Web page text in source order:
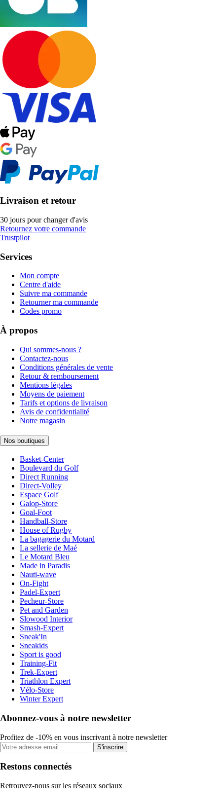
Livraison et retour
30 jours pour changer d'avis
Retournez votre commande
Trustpilot
Services
Mon compte
Centre d'aide
Suivre ma commande
Retourner ma commande
Codes promo
À propos
Qui sommes-nous ?
Contactez-nous
Conditions générales de vente
Retour & remboursement
Mentions légales
Moyens de paiement
Tarifs et options de livraison
Avis de confidentialité
Notre magasin
Nos boutiques
Basket-Center
Boulevard du Golf
Direct Running
Direct-Volley
Espace Golf
Galop-Store
Goal-Foot
Handball-Store
House of Rugby
La bagagerie du Motard
La sellerie de Maé
Le Motard Bleu
Made in Paradis
Nauti-wave
On-Fight
Padel-Expert
Pecheur-Store
Pet and Garden
Slowood Interior
Smash-Expert
Sneak'In
Sneakids
Sport is good
Training-Fit
Trek-Expert
Triathlon Expert
Vélo-Store
Winter Expert
Abonnez-vous à notre newsletter
Profitez de -10% en vous inscrivant à notre newsletter
S'inscrire
Restons connectés
Retrouvez-nous sur les réseaux sociaux